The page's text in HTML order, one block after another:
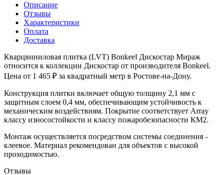
Описание
Отзывы
Характеристики
Оплата
Доставка
Кварцвиниловая плитка (LVT) Bonkeel Дискостар Мираж
относится к коллекции Дискостар от производителя Bonkeel.
Цена от 1 465 ₽ за квадратный метр в Ростове-на-Дону.
Конструкция плитки включает общую толщину 2,1 мм с
защитным слоем 0,4 мм, обеспечивающим устойчивость к
механическим воздействиям. Покрытие соответствует Array
классу износостойкости и классу пожаробезопасности КМ2.
Монтаж осуществляется посредством системы соединения -
клеевое. Материал рекомендован для объектов с высокой
проходимостью.
Отзывы